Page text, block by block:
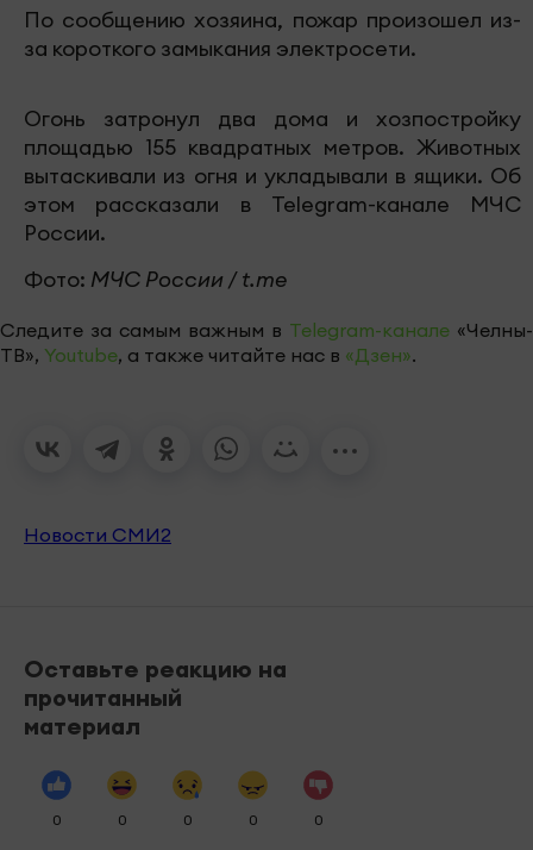
По сообщению хозяина, пожар произошел из-
за короткого замыкания электросети.
Огонь затронул два дома и хозпостройку
площадью 155 квадратных метров. Животных
вытаскивали из огня и укладывали в ящики. Об
этом рассказали в Telegram-канале МЧС
России.
Фото: МЧС России / t.me
Следите за самым важным в Telegram-канале «Челны-
ТВ», Youtube, а также читайте нас в «Дзен».
Новости СМИ2
Оставьте реакцию на
прочитанный
материал
0 0 0 0 0